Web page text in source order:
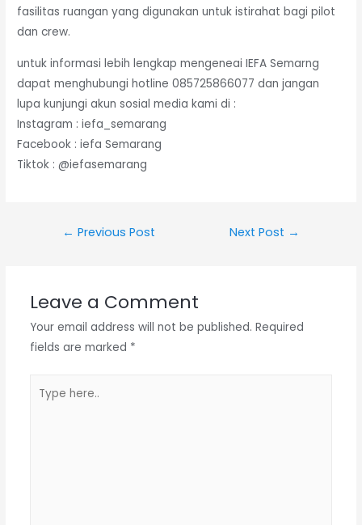
fasilitas ruangan yang digunakan untuk istirahat bagi pilot
dan crew.
untuk informasi lebih lengkap mengeneai IEFA Semarng
dapat menghubungi hotline 085725866077 dan jangan
lupa kunjungi akun sosial media kami di :
Instagram : iefa_semarang
Facebook : iefa Semarang
Tiktok : @iefasemarang
← Previous Post Next Post →
Leave a Comment
Your email address will not be published. Required
fields are marked *